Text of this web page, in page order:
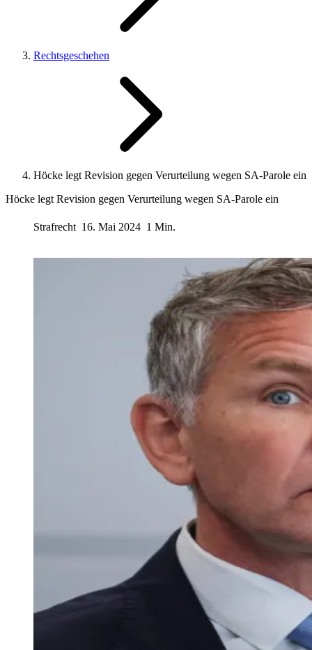
Rechtsgeschehen
Höcke legt Revision gegen Verurteilung wegen SA-Parole ein
Höcke legt Revision gegen Verurteilung wegen SA-Parole ein
Strafrecht 16. Mai 2024 1 Min.